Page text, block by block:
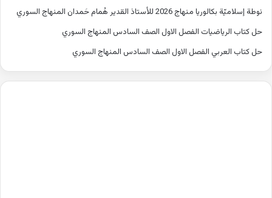
نوطة إسلاميّة بكالوريا منهاج 2026 للأستاذ القدير هُمام حَمدان المنهاج السوري
حل كتاب الرياضيات الفصل الاول الصف السادس المنهاج السوري
حل كتاب العربي الفصل الاول الصف السادس المنهاج السوري